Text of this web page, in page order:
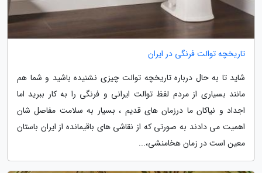
تاریخچه توالت فرنگی در ایران
شاید تا به حال درباره تاریخچه توالت چیزی نشنیده باشید و شما هم
مانند بسیاری از مردم لفظ توالت ایرانی و فرنگی را به کار ببرید اما
اجداد و نیاکان ما درزمان های قدیم ، بسیار به سلامت مفاصل شان
اهمیت می دادند به صورتی که از نقاشی های باقیمانده از ایران باستان
معین است در زمان هخامنشی،...